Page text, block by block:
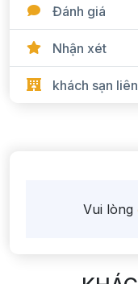
Đánh giá
Nhận xét
khách sạn
Vui lòng